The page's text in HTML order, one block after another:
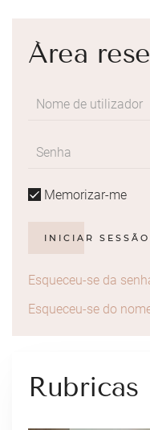
Área
Memorizar-me
INICIAR SESSÃO
Esqueceu-se da
Esqueceu-se do
Rubricas